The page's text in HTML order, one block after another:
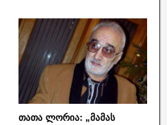
თათა ლორია: „მამას